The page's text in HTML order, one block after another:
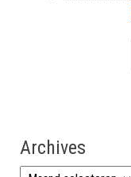
Archives